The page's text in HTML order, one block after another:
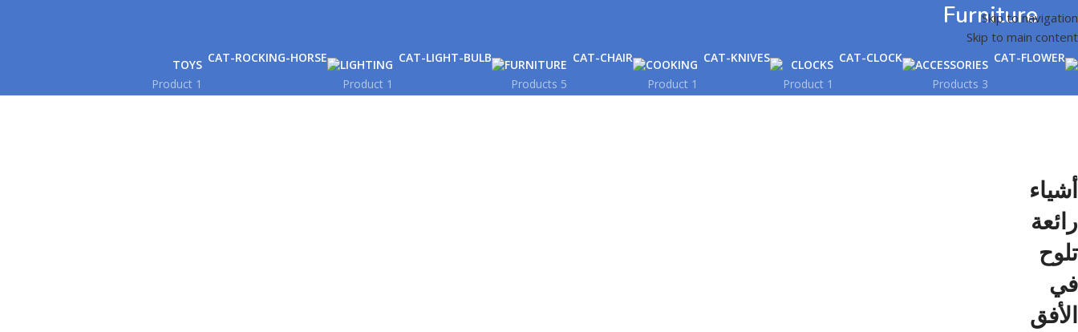
Skip to navigation
Skip to main content
Furniture
ACCESSORIES
3 Products
CLOCKS
1 Product
COOKING
1 Product
FURNITURE
5 Products
LIGHTING
1 Product
TOYS
1 Product
أشياء
رائعة
تلوح
في
الأفق